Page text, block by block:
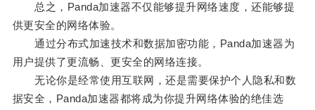
总之，Panda加速器不仅能够提升网络速度，还能够提
供更安全的网络体验。
通过分布式加速技术和数据加密功能，Panda加速器为
用户提供了更流畅、更安全的网络连接。
无论你是经常使用互联网，还是需要保护个人隐私和数
据安全，Panda加速器都将成为你提升网络体验的绝佳选